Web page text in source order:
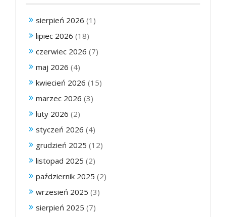
sierpień 2026 (1)
lipiec 2026 (18)
czerwiec 2026 (7)
maj 2026 (4)
kwiecień 2026 (15)
marzec 2026 (3)
luty 2026 (2)
styczeń 2026 (4)
grudzień 2025 (12)
listopad 2025 (2)
październik 2025 (2)
wrzesień 2025 (3)
sierpień 2025 (7)